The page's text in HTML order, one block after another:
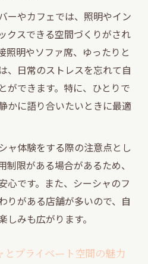
ーシャで深まるリラックス
街並みが織りなす上質な
とプライベート空間を満
安心の道玄坂エリア活用
めるシーシャの楽しみ方
で選ぶ道玄坂のシーシャ
ーやカフェでは、照明やイン
クスできる空間づくりがされ
照明やソファ席、ゆったりと
、日常のストレスを忘れて自
ができます。特に、ひとりで
かに語り合いたいときに最適
ャ体験をする際の注意点とし
限がある場合があるため、
心です。また、シーシャのフ
りがある店舗が多いので、自
みも広がります。
プライベート空間の魅力